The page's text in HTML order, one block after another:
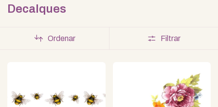
Decalques
Ordenar Filtrar